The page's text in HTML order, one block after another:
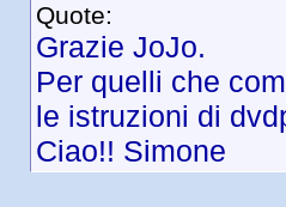
Quote:
Grazie JoJo.
Per quelli che
le istruzioni di
Ciao!! Simone